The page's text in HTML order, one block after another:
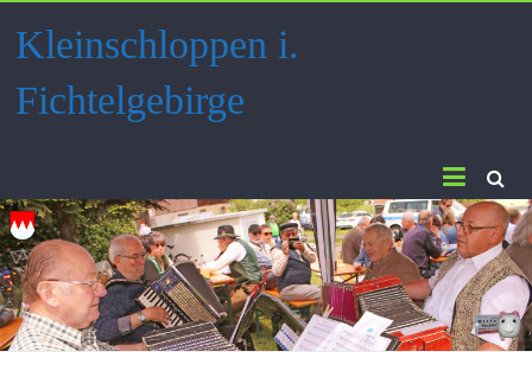
content
Kleinschloppen i.
Fichtelgebirge